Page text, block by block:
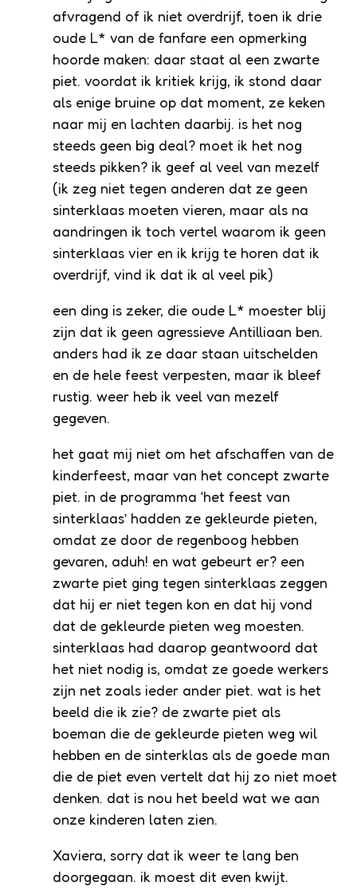
afvragend of ik niet overdrijf, toen ik drie
oude L* van de fanfare een opmerking
hoorde maken: daar staat al een zwarte
piet. voordat ik kritiek krijg, ik stond daar
als enige bruine op dat moment, ze keken
naar mij en lachten daarbij. is het nog
steeds geen big deal? moet ik het nog
steeds pikken? ik geef al veel van mezelf
(ik zeg niet tegen anderen dat ze geen
sinterklaas moeten vieren, maar als na
aandringen ik toch vertel waarom ik geen
sinterklaas vier en ik krijg te horen dat ik
overdrijf, vind ik dat ik al veel pik)
een ding is zeker, die oude L* moester blij
zijn dat ik geen agressieve Antilliaan ben.
anders had ik ze daar staan uitschelden
en de hele feest verpesten, maar ik bleef
rustig. weer heb ik veel van mezelf
gegeven.
het gaat mij niet om het afschaffen van de
kinderfeest, maar van het concept zwarte
piet. in de programma ‘het feest van
sinterklaas’ hadden ze gekleurde pieten,
omdat ze door de regenboog hebben
gevaren, aduh! en wat gebeurt er? een
zwarte piet ging tegen sinterklaas zeggen
dat hij er niet tegen kon en dat hij vond
dat de gekleurde pieten weg moesten.
sinterklaas had daarop geantwoord dat
het niet nodig is, omdat ze goede werkers
zijn net zoals ieder ander piet. wat is het
beeld die ik zie? de zwarte piet als
boeman die de gekleurde pieten weg wil
hebben en de sinterklas als de goede man
die de piet even vertelt dat hij zo niet moet
denken. dat is nou het beeld wat we aan
onze kinderen laten zien.
Xaviera, sorry dat ik weer te lang ben
doorgegaan. ik moest dit even kwijt.